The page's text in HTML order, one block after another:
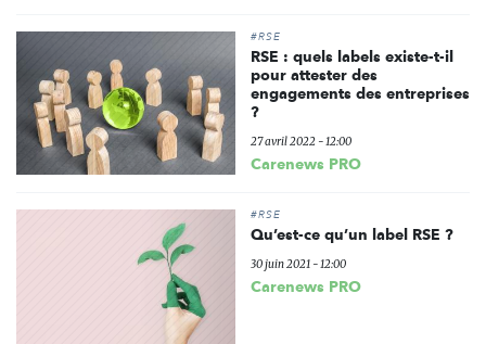
#RSE
RSE : quels labels existe-t-il
pour attester des
engagements des entreprises
?
27 avril 2022 - 12:00
Carenews PRO
#RSE
Qu’est-ce qu’un label RSE ?
30 juin 2021 - 12:00
Carenews PRO